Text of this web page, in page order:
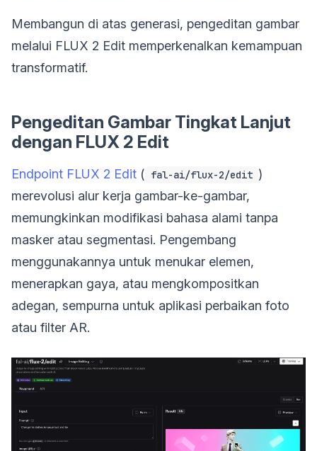
Membangun di atas generasi, pengeditan gambar
melalui FLUX 2 Edit memperkenalkan kemampuan
transformatif.
Pengeditan Gambar Tingkat Lanjut
dengan FLUX 2 Edit
Endpoint FLUX 2 Edit ( fal-ai/flux-2/edit )
merevolusi alur kerja gambar-ke-gambar,
memungkinkan modifikasi bahasa alami tanpa
masker atau segmentasi. Pengembang
menggunakannya untuk menukar elemen,
menerapkan gaya, atau mengkompositkan
adegan, sempurna untuk aplikasi perbaikan foto
atau filter AR.